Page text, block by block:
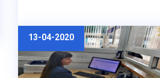
13-04-2020